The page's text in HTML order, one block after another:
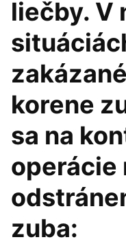
liečby. V
korene
sa na
operácie
zuba: